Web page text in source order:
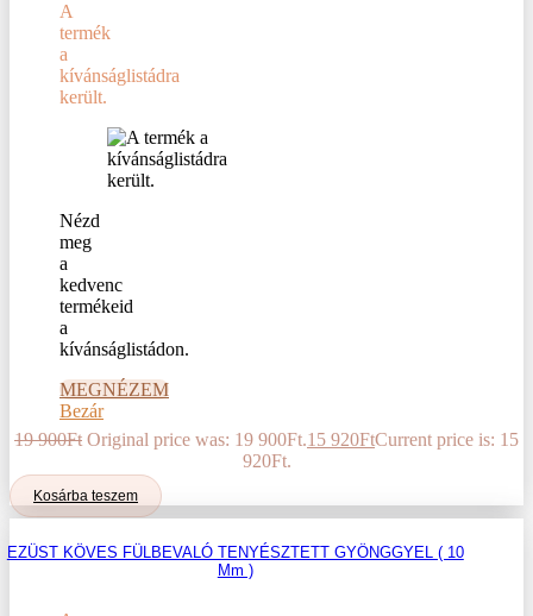
A
termék
a
kívánságlistádra
került.
Nézd
meg
a
kedvenc
termékeid
a
kívánságlistádon.
MEGNÉZEM
Bezár
19 900Ft Original price was: 19 900Ft.15 920FtCurrent price is: 15
920Ft.
Kosárba teszem
EZÜST KÖVES FÜLBEVALÓ TENYÉSZTETT GYÖNGGYEL ( 10
Mm )